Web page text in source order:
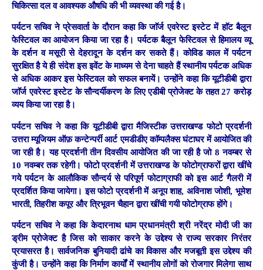
चिकित्सा दल व आवश्यक औषधि की भी व्यवस्था की गई है।
पर्यटन सचिव ने प्रेसवार्ता के दौरान कहा कि जाॅर्ज एवरेस्ट इस्टेट में हाॅट बैलून
फेस्टिवल का आयोजन किया जा रहा है। पर्यटक बैलून फेस्टिवल से हिमालय व्यू
के दर्शन व मसूरी से देहरादून के दर्शन कर सकते हैं। कोविड काल में पर्यटन
सुरक्षित है ये ही संदेश इस इवेंट के माध्यम से देना चाहते हैं स्थानीय पर्यटक अधिक
से अधिक आकर इस फेस्टिवल को सफल बनायें। उन्होंने कहा कि यूटीडीबी द्वारा
जाॅर्ज एवरेस्ट इस्टेट के सौन्दर्यीकरण के लिए एडीबी प्रोजेक्ट के तहत 27 करोड़
व्यय किया जा रहा है।
पर्यटन सचिव ने कहा कि यूटीडीबी द्वारा मैजिस्टीक उत्तराखण्ड फोटो प्रदर्शनी
उत्तरा म्यूजियम ऑफ़ कन्टेन्पर्री आर्ट एमडीडीए काॅम्पलैक्स घंटाघर में आयोजित की
जा रही है। यह प्रदर्शनी तीन दिवसीय आयोजित की जा रही है जो 8 नवम्बर से
10 नवम्बर तक रहेगी। फोटो प्रदर्शनी में उत्तराखण्ड के फोटोग्राफरों द्वारा खींचे
गये पर्यटन के आलौकिक सौन्दर्य से परिपूर्ण फोटाग्राफी को इस आर्ट गैलरी में
प्रदर्शित किया जायेगा। इस फोटो प्रदर्शनी में अनूप शाह, अविनाश जोशी, भूमेश
भारती, तिहरीश कपूर और त्रिभूवन चैहान द्वारा खींची गयी फोटोग्राफ होंगे।
पर्यटन सचिव ने कहा कि केदारनाथ धाम प्रधानमंत्री श्री नरेंद्र मोदी जी का
ड्रीम प्रोजेक्ट है जिस को साकार करने के उद्देश्य से राज्य सरकार निरंतर
प्रयासरत है। सार्वजनिक बुनियादी ढांचे का विकास और मजबूती इस उद्देश्य की
कुंजी है। उन्होंने कहा कि निर्माण कार्यों में स्थानीय लोगों को रोजगार मिलेगा साथ